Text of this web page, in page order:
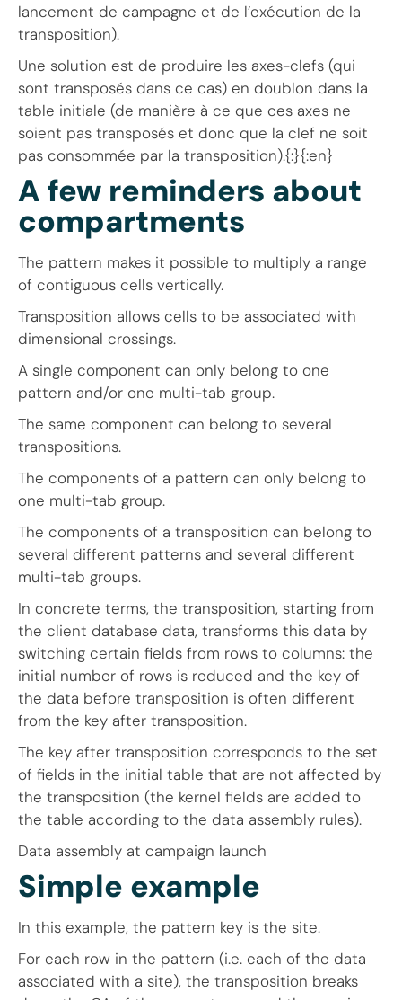
lancement de campagne et de l’exécution de la
transposition).
Une solution est de produire les axes-clefs (qui
sont transposés dans ce cas) en doublon dans la
table initiale (de manière à ce que ces axes ne
soient pas transposés et donc que la clef ne soit
pas consommée par la transposition).{:}{:en}
A few reminders about
compartments
The pattern makes it possible to multiply a range
of contiguous cells vertically.
Transposition allows cells to be associated with
dimensional crossings.
A single component can only belong to one
pattern and/or one multi-tab group.
The same component can belong to several
transpositions.
The components of a pattern can only belong to
one multi-tab group.
The components of a transposition can belong to
several different patterns and several different
multi-tab groups.
In concrete terms, the transposition, starting from
the client database data, transforms this data by
switching certain fields from rows to columns: the
initial number of rows is reduced and the key of
the data before transposition is often different
from the key after transposition.
The key after transposition corresponds to the set
of fields in the initial table that are not affected by
the transposition (the kernel fields are added to
the table according to the data assembly rules).
Data assembly at campaign launch
Simple example
In this example, the pattern key is the site.
For each row in the pattern (i.e. each of the data
associated with a site), the transposition breaks